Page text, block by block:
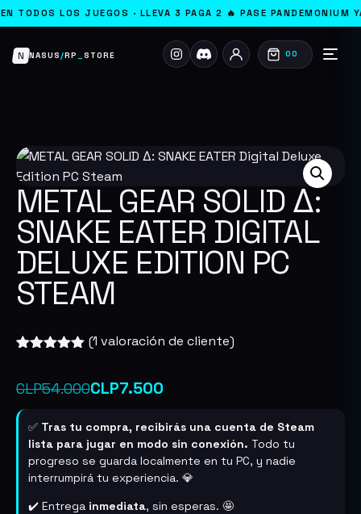
LOS JUEGOS · LLEVA 3 PAGA 2 🔥 PASE PANDEMONIUM YA
N NASUS/RP STORE 00
METAL GEAR SOLID Δ:
SNAKE EATER DIGITAL
DELUXE EDITION PC
STEAM
5 en base
de un
cliente
(1 valoración de cliente)
CLP54.000
El
precio
original
era:
CLP54.000.
CLP7.500
El
precio
actual
es:
CLP7.500.
✅ Tras tu compra, recibirás una cuenta de Steam
lista para jugar en modo sin conexión. Todo tu
progreso se guarda localmente en tu PC, y nadie
interrumpirá tu experiencia. 💎
✔️ Entrega inmediata, sin esperas. 🤩